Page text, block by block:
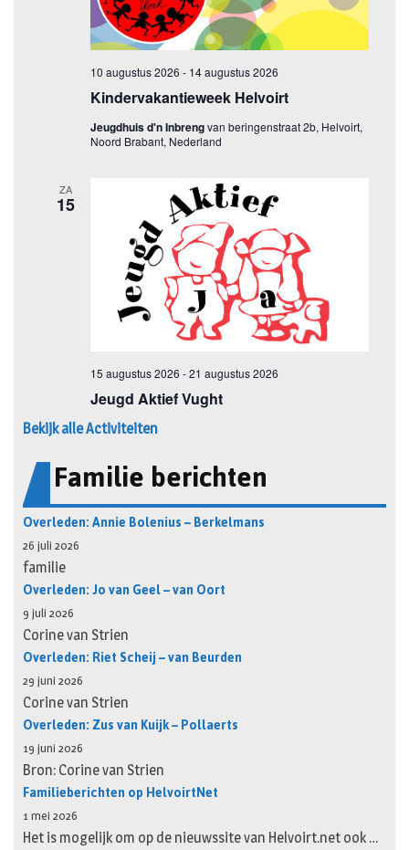
Bekijk alle Activiteiten
Familie berichten
Overleden: Annie Bolenius – Berkelmans
26 juli 2026
familie
Overleden: Jo van Geel – van Oort
9 juli 2026
Corine van Strien
Overleden: Riet Scheij – van Beurden
29 juni 2026
Corine van Strien
Overleden: Zus van Kuijk – Pollaerts
19 juni 2026
Bron: Corine van Strien
Familieberichten op HelvoirtNet
1 mei 2026
Het is mogelijk om op de nieuwssite van Helvoirt.net ook …